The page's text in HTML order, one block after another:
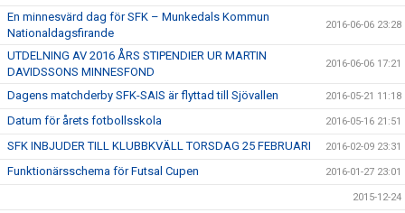
En minnesvärd dag för SFK – Munkedals Kommun
Nationaldagsfirande
2016-06-06 23:28
UTDELNING AV 2016 ÅRS STIPENDIER UR MARTIN
DAVIDSSONS MINNESFOND
2016-06-06 17:21
Dagens matchderby SFK-SAIS är flyttad till Sjövallen 2016-05-21 11:18
Datum för årets fotbollsskola 2016-05-16 21:51
SFK INBJUDER TILL KLUBBKVÄLL TORSDAG 25 FEBRUARI 2016-02-09 23:31
Funktionärsschema för Futsal Cupen 2016-01-27 23:01
2015-12-24